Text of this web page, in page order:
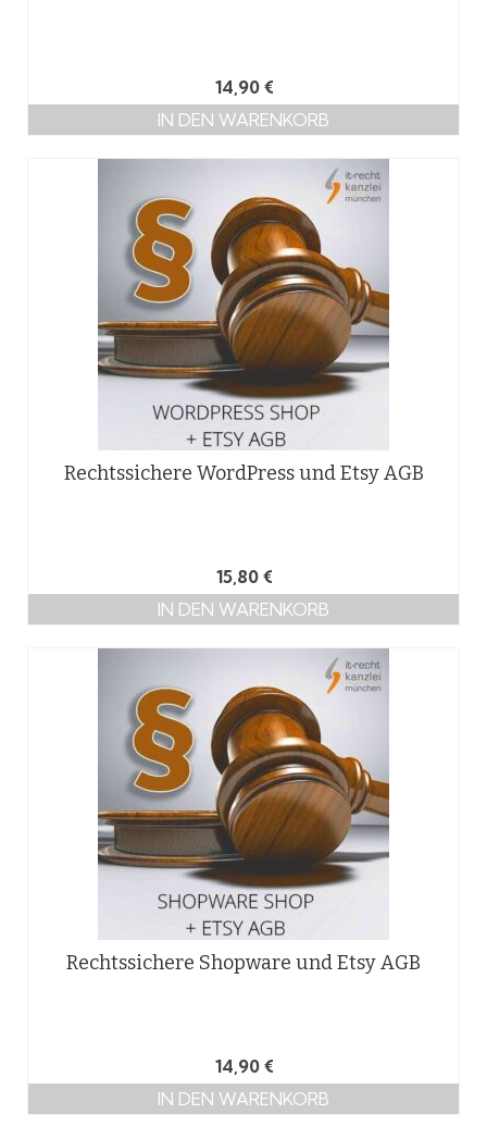
14,90 €
IN DEN WARENKORB
Rechtssichere WordPress und Etsy AGB
15,80 €
IN DEN WARENKORB
Rechtssichere Shopware und Etsy AGB
14,90 €
IN DEN WARENKORB